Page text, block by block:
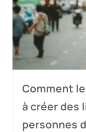
Comment
à créer des
personnes